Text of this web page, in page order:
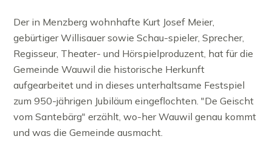
Der in Menzberg wohnhafte Kurt Josef Meier,
gebürtiger Willisauer sowie Schau-spieler, Sprecher,
Regisseur, Theater- und Hörspielproduzent, hat für die
Gemeinde Wauwil die historische Herkunft
aufgearbeitet und in dieses unterhaltsame Festspiel
zum 950-jährigen Jubiläum eingeflochten. "De Geischt
vom Santebärg" erzählt, wo-her Wauwil genau kommt
und was die Gemeinde ausmacht.